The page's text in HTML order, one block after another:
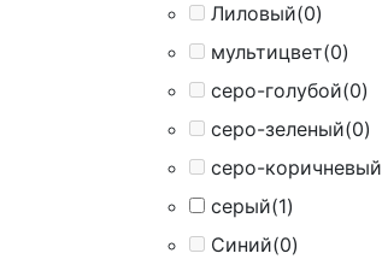
Лиловый(0)
мультицвет(0)
серо-голубой(0)
серо-зеленый(0)
серо-коричневый
серый(1)
Синий(0)